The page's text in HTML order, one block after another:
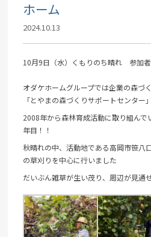
ホーム
2024.10.13
10月9日（水）くもりのち晴れ 参加
オダケホームグループでは企業の森づ
「とやまの森づくりサポートセンター
2008年から森林育成活動に取り組んで
年目！！
秋晴れの中、活動地である高岡市笹八
の草刈りを中心に行いました
だいぶん雑草が生い茂り、周辺が見通